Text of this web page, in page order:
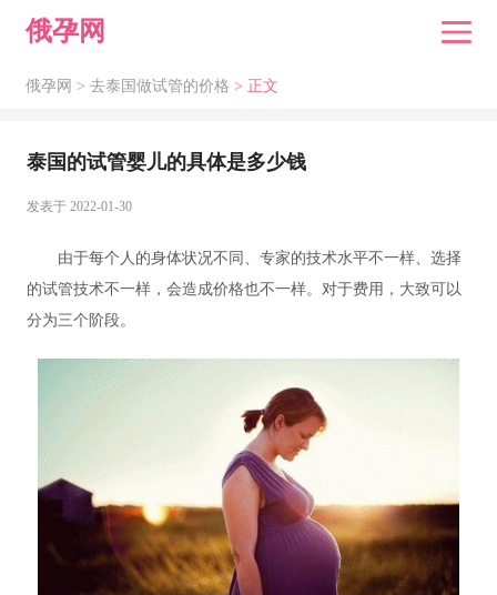
俄孕网
俄孕网 > 去泰国做试管的价格 > 正文
泰国的试管婴儿的具体是多少钱
发表于 2022-01-30
由于每个人的身体状况不同、专家的技术水平不一样、选择
的试管技术不一样，会造成价格也不一样。对于费用，大致可以
分为三个阶段。